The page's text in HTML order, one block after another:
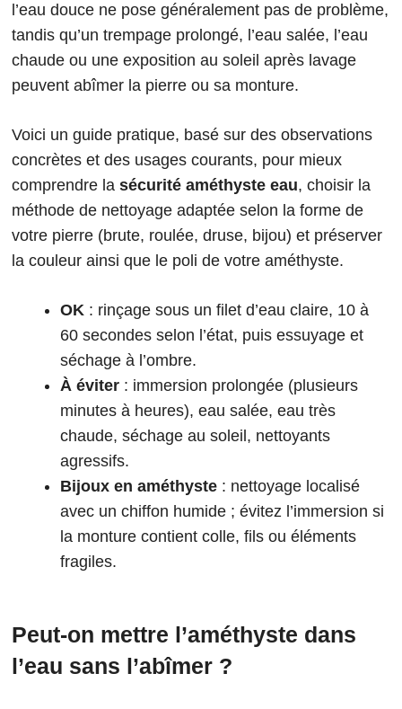
l’eau douce ne pose généralement pas de problème,
tandis qu’un trempage prolongé, l’eau salée, l’eau
chaude ou une exposition au soleil après lavage
peuvent abîmer la pierre ou sa monture.
Voici un guide pratique, basé sur des observations
concrètes et des usages courants, pour mieux
comprendre la sécurité améthyste eau, choisir la
méthode de nettoyage adaptée selon la forme de
votre pierre (brute, roulée, druse, bijou) et préserver
la couleur ainsi que le poli de votre améthyste.
OK : rinçage sous un filet d’eau claire, 10 à
60 secondes selon l’état, puis essuyage et
séchage à l’ombre.
À éviter : immersion prolongée (plusieurs
minutes à heures), eau salée, eau très
chaude, séchage au soleil, nettoyants
agressifs.
Bijoux en améthyste : nettoyage localisé
avec un chiffon humide ; évitez l’immersion si
la monture contient colle, fils ou éléments
fragiles.
Peut-on mettre l’améthyste dans
l’eau sans l’abîmer ?